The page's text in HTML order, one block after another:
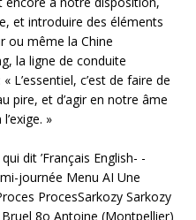
et introduire des éléments
ou même la Chine
la ligne de conduite
L’essentiel, c’est de faire de
pire, et d’agir en notre âme
»